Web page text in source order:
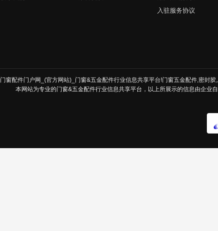
入驻服务协议
门窗配件门户网_(官方网站)_门窗&五金配件行业信息共享平台!门窗五金配件,密封
本网站为专业的门窗&五金配件行业信息共享平台，以上所展示的信息由企业